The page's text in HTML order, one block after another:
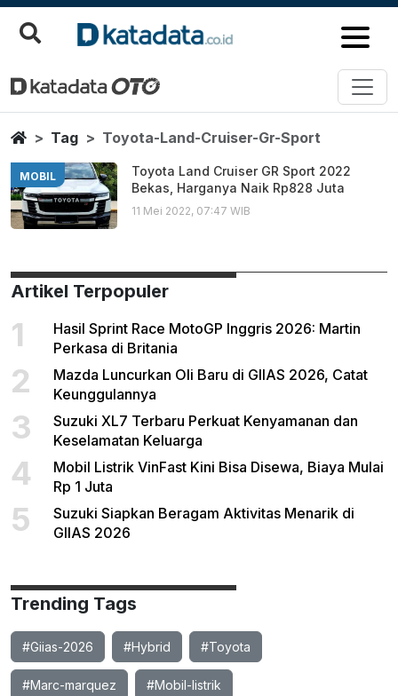
Toyota Land Cruiser Gr Sport
Berita Terbaru
HomeTag Toyota-Land-Cruiser-Gr-Sport
MOBIL
Toyota Land Cruiser GR Sport 2022
Bekas, Harganya Naik Rp828 Juta
11 Mei 2022, 07:47 WIB
Artikel Terpopuler
1
Hasil Sprint Race MotoGP Inggris 2026: Martin
Perkasa di Britania
2
Mazda Luncurkan Oli Baru di GIIAS 2026, Catat
Keunggulannya
3
Suzuki XL7 Terbaru Perkuat Kenyamanan dan
Keselamatan Keluarga
4
Mobil Listrik VinFast Kini Bisa Disewa, Biaya Mulai
Rp 1 Juta
5
Suzuki Siapkan Beragam Aktivitas Menarik di
GIIAS 2026
Trending Tags
#Giias-2026 #Hybrid #Toyota
#Marc-marquez #Mobil-listrik